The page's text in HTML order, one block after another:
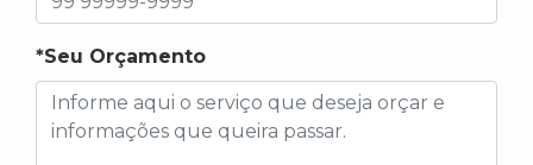
*Seu Orçamento